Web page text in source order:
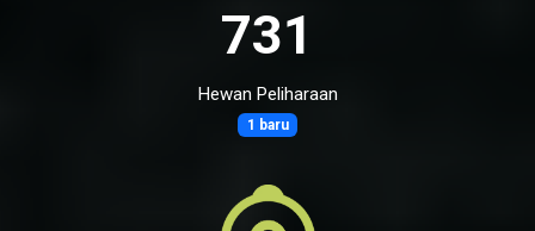
731
Hewan Peliharaan
1 baru